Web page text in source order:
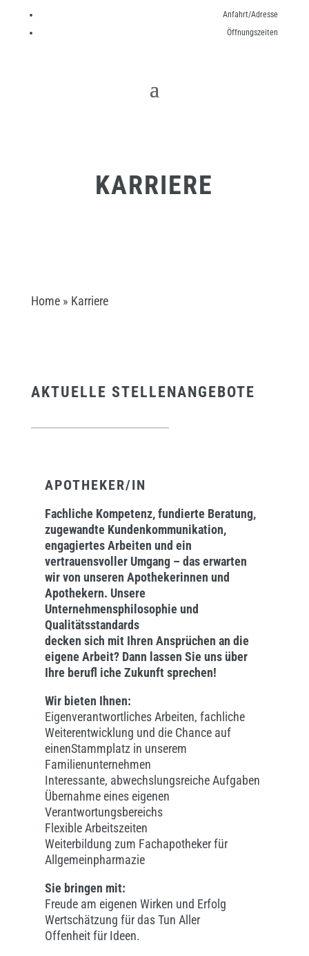
Anfahrt/Adresse
Öffnungszeiten
KARRIERE
Home» Karriere
AKTUELLE STELLENANGEBOTE
APOTHEKER/IN
Fachliche Kompetenz, fundierte Beratung,
zugewandte Kundenkommunikation,
engagiertes Arbeiten und ein
vertrauensvoller Umgang – das erwarten
wir von unseren Apothekerinnen und
Apothekern. Unsere
Unternehmensphilosophie und
Qualitätsstandards
decken sich mit Ihren Ansprüchen an die
eigene Arbeit? Dann lassen Sie uns über
Ihre berufl iche Zukunft sprechen!
Wir bieten Ihnen:
Eigenverantwortliches Arbeiten, fachliche
Weiterentwicklung und die Chance auf
einenStammplatz in unserem
Familienunternehmen
Interessante, abwechslungsreiche Aufgaben
Übernahme eines eigenen
Verantwortungsbereichs
Flexible Arbeitszeiten
Weiterbildung zum Fachapotheker für
Allgemeinpharmazie
Sie bringen mit:
Freude am eigenen Wirken und Erfolg
Wertschätzung für das Tun Aller
Offenheit für Ideen.